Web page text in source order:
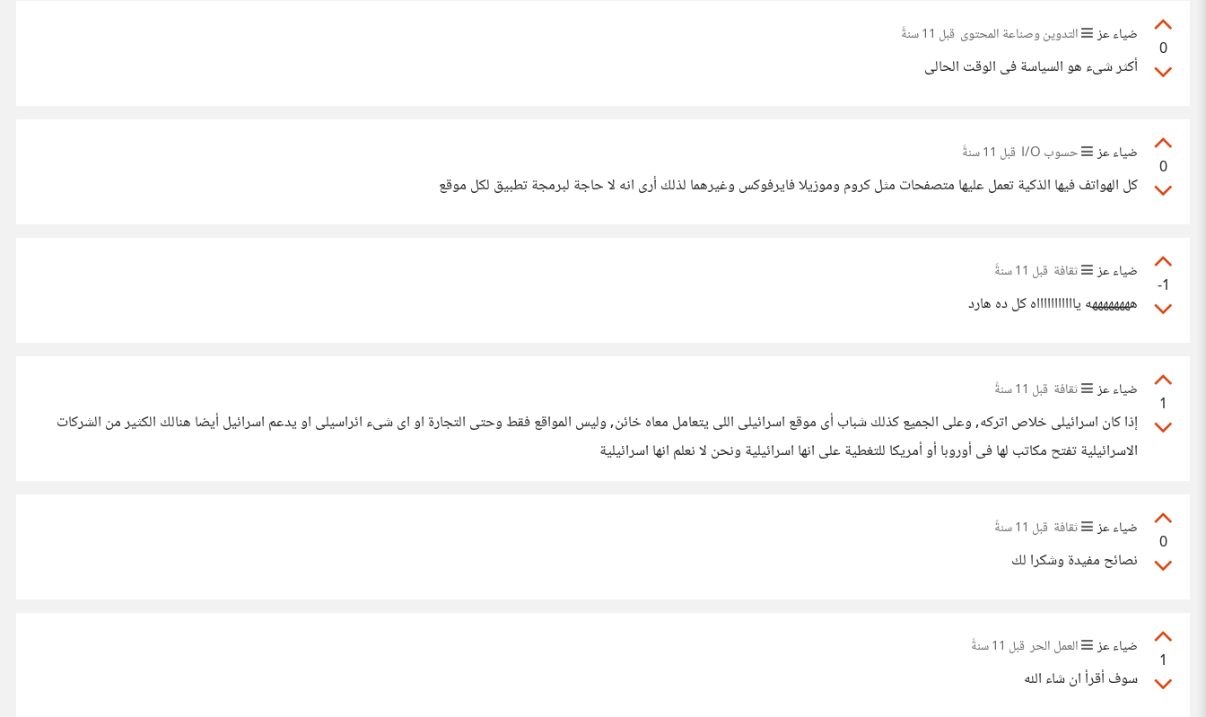
0
ضياء عز التدوين وصناعة المحتوى قبل 11 سنةً
أكثر شىء هو السياسة فى الوقت الحالى
0
ضياء عز حسوب I/O قبل 11 سنةً
كل الهواتف فيها الذكية تعمل عليها متصفحات مثل كروم وموزيلا فايرفوكس وغيرهما لذلك أرى انه لا حاجة لبرمجة تطبيق لكل موقع
-1
ضياء عز ثقافة قبل 11 سنةً
ههههههههه ياااااااااااه كل ده هارد
1
ضياء عز ثقافة قبل 11 سنةً
إذا كان اسرائيلى خلاص اتركه, وعلى الجميع كذلك شباب أى موقع اسرائيلى اللى يتعامل معاه خائن, وليس المواقع فقط وحتى التجارة او اى شىء ائراسيلى او يدعم اسرائيل أيضا هنالك الكثير من الشركات
الاسرائيلية تفتح مكاتب لها فى أوروبا أو أمريكا للتغطية على انها اسرائيلية ونحن لا نعلم انها اسرائيلية
0
ضياء عز ثقافة قبل 11 سنةً
نصائح مفيدة وشكرا لك
1
ضياء عز العمل الحر قبل 11 سنةً
سوف أقرأ ان شاء الله